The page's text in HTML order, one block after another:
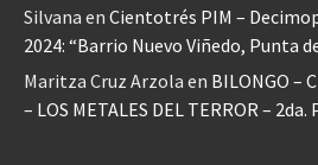
Silvana en Cientotrés PIM –
2024: “Barrio Nuevo Viñedo, Punta
Maritza Cruz Arzola en BILONGO –
– LOS METALES DEL TERROR – 2da.